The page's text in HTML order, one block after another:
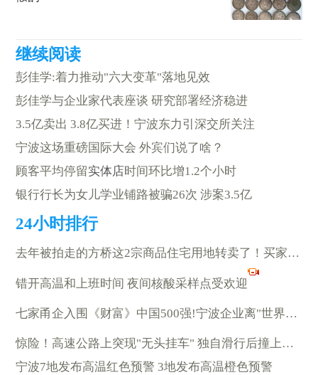
彭佳学:着力推动"六大变革"落地见效
彭佳学与企业家代表座谈 研究部署经济稳进
3.5亿卖出 3.8亿买进！宁波东力引深交所关注
宁波这场重磅国际大会 外宾们说了啥？
顾客平均停留实体店时间环比增1.2个小时
银行行长为女儿学业铺路被骗26次 涉案3.5亿
去年被拍走的方桥这2宗商品住宅用地转卖了！买家是……
错开高温和上班时间 夜间核酸采样点受欢迎
七家甬企入围《财富》中国500强!宁波企业离"世界500强"有多远?
惊险！高速公路上突现"无头挂车" 独自滑行后撞上中央护栏
宁波7地发布高温红色预警 3地发布高温橙色预警